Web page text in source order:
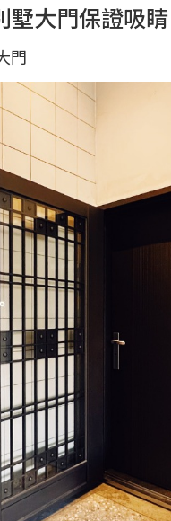
墅大門保證吸睛
門